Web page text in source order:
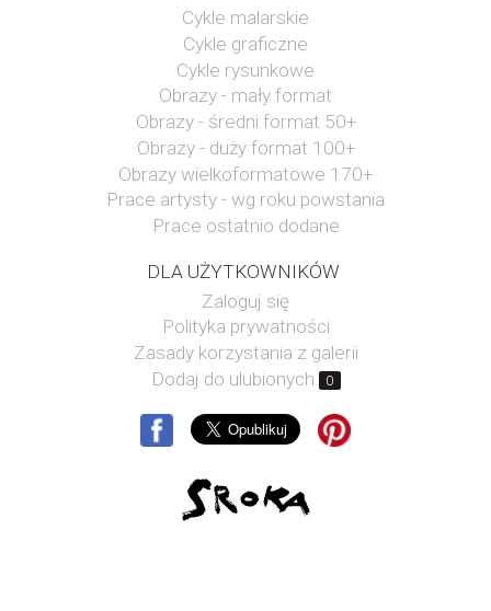
Cykle malarskie
Cykle graficzne
Cykle rysunkowe
Obrazy - mały format
Obrazy - średni format 50+
Obrazy - duży format 100+
Obrazy wielkoformatowe 170+
Prace artysty - wg roku powstania
Prace ostatnio dodane
DLA UŻYTKOWNIKÓW
Zaloguj się
Polityka prywatności
Zasady korzystania z galerii
Dodaj do ulubionych
0